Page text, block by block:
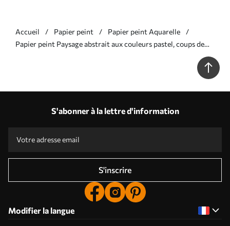
Accueil Papier peint
Papier peint Aquarelle
Papier peint Paysage abstrait aux couleurs pastel, coups de
S'abonner à la lettre d'information
S'inscrire
Modifier la langue